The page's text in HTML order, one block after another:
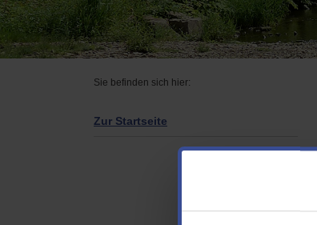
Sie befinden sich hier:
Zur Startseite